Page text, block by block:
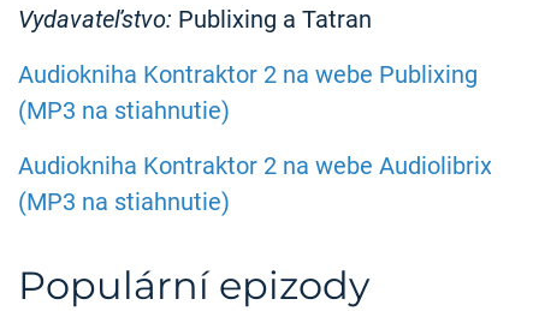
Vydavateľstvo: Publixing a Tatran
Audiokniha Kontraktor 2 na webe Publixing
(MP3 na stiahnutie)
Audiokniha Kontraktor 2 na webe Audiolibrix
(MP3 na stiahnutie)
Populární epizody